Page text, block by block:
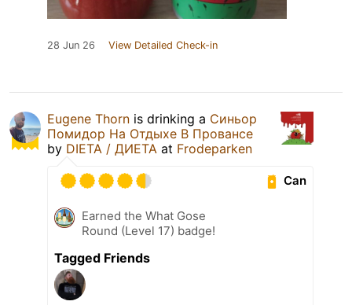
28 Jun 26 View Detailed Check-in
Eugene Thorn is drinking a Синьор
Помидор На Отдыхе В Провансе
by DIETA / ДИЕТА at Frodeparken
Can
Earned the What Gose
Round (Level 17) badge!
Tagged Friends